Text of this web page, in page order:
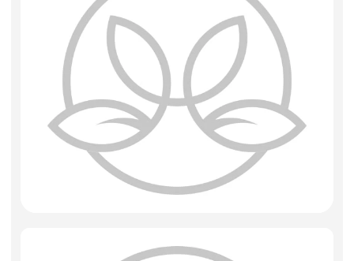
Искусственные цветы и растения
Декоративные вазы, кашпо
Игрушки мягкие
Изделия из металла